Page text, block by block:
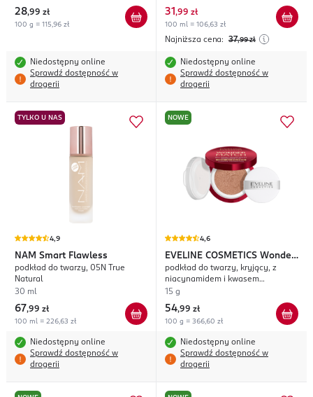
28,99 zł
100 g = 115,96 zł
Niedostępny online
Sprawdź dostępność w
drogerii
31 ,99 zł
100 ml = 106,63 zł
Najniższa cena: 37,99 zł
Niedostępny online
Sprawdź dostępność w
drogerii
TYLKO U NAS
4,9
NAM Smart Flawless
podkład do twarzy, 05N True
Natural
30 ml
67,99 zł
100 ml = 226,63 zł
Niedostępny online
Sprawdź dostępność w
drogerii
NOWE
4,6
EVELINE COSMETICS Wonder
Match Cushion Foundation
podkład do twarzy, kryjący, z
niacynamidem i kwasem
hialuronowym, nr 03N Nude
15 g
54,99 zł
100 g = 366,60 zł
Niedostępny online
Sprawdź dostępność w
drogerii